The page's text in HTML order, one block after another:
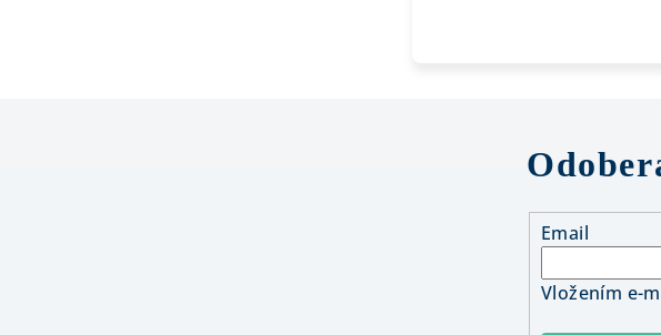
Email
Vložením e-